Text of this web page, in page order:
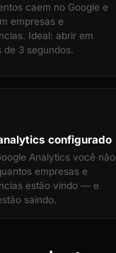
caem no Google e
empresas e
Ideal: abrir em
de 3 segundos.
configurado
Analytics você não
empresas e
estão vindo — e
saindo.